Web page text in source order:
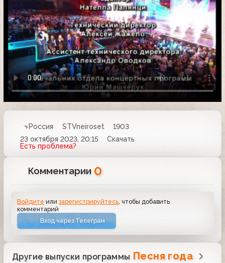
Россия STVneiroset
1903
23 октября 2023, 20:15
Скачать
Есть проблема?
Комментарии 0
Войдите илизарегистрируйтесь , чтобы добавить
комментарий
Вход через Телеграм
Другие выпуски программы Песня года